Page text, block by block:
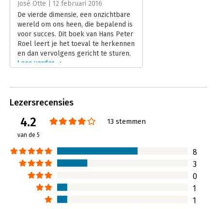
Hoofdrubriek: Persoonlijke effectiviteit
José Otte | 12 februari 2016
De vierde dimensie, een onzichtbare
wereld om ons heen, die bepalend is
voor succes. Dit boek van Hans Peter
Roel leert je het toeval te herkennen
en dan vervolgens gericht te sturen.
Lees verder
Lezersrecensies
4.2
van de 5
13 stemmen
8
3
0
1
1